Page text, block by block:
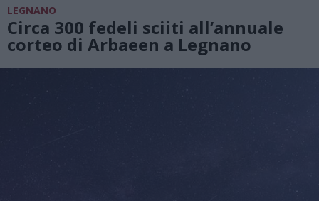
LEGNANO
Circa 300 fedeli sciiti all’annuale
corteo di Arbaeen a Legnano